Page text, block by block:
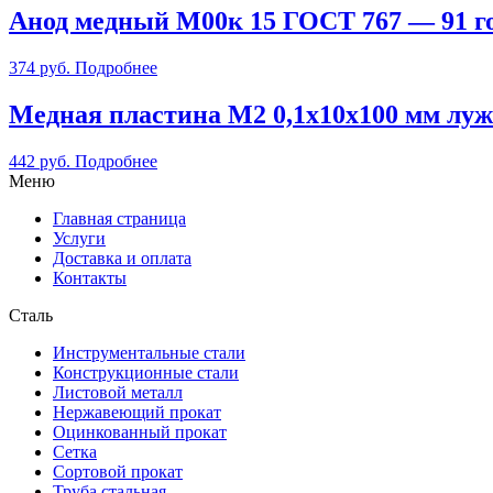
Анод медный М00к 15 ГОСТ 767 — 91
374 руб. Подробнее
Медная пластина М2 0,1х10х100 мм
442 руб. Подробнее
Меню
Главная страница
Услуги
Доставка и оплата
Контакты
Сталь
Инструментальные стали
Конструкционные стали
Листовой металл
Нержавеющий прокат
Оцинкованный прокат
Сетка
Сортовой прокат